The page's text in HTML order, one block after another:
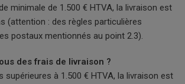
minimale de 1.500 € HTVA, la livraison est
(attention : des règles particulières
postaux mentionnés au point 2.3).
des frais de livraison ?
supérieures à 1.500 € HTVA, la livraison est